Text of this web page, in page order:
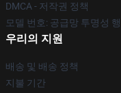
DMCA - 저작권 정책
모델 번호: 공급망 투명성 행
우리의 지원
배송 및 배송 정책
지불 기간